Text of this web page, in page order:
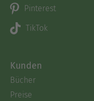
Pinterest
TikTok
Kunden
Bücher
Preise